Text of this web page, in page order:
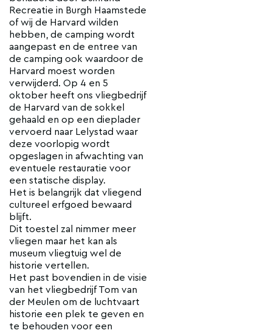
Recreatie in Burgh Haamstede
of wij de Harvard wilden
hebben, de camping wordt
aangepast en de entree van
de camping ook waardoor de
Harvard moest worden
verwijderd. Op 4 en 5
oktober heeft ons vliegbedrijf
de Harvard van de sokkel
gehaald en op een dieplader
vervoerd naar Lelystad waar
deze voorlopig wordt
opgeslagen in afwachting van
eventuele restauratie voor
een statische display.
Het is belangrijk dat vliegend
cultureel erfgoed bewaard
blijft.
Dit toestel zal nimmer meer
vliegen maar het kan als
museum vliegtuig wel de
historie vertellen.
Het past bovendien in de visie
van het vliegbedrijf Tom van
der Meulen om de luchtvaart
historie een plek te geven en
te behouden voor een